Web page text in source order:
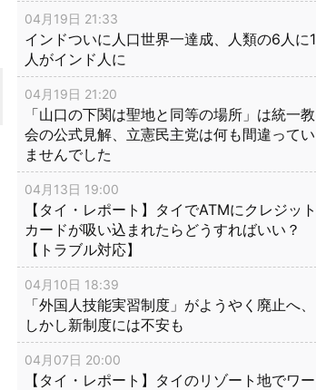
04月19日 21:33
インドついに人口世界一達成、人類の6人に1
人がインド人に
04月19日 21:20
「山口の下関は聖地と同等の場所」は統一教
会の公式見解、立憲民主党は何も間違ってい
ませんでした
04月13日 19:00
【タイ・レポート】タイでATMにクレジット
カードが吸い込まれたらどうすればいい？
【トラブル対応】
04月10日 18:39
「外国人技能実習制度」がようやく廃止へ、
しかし新制度には不安も
04月07日 20:00
【タイ・レポート】タイのリゾート地でワー